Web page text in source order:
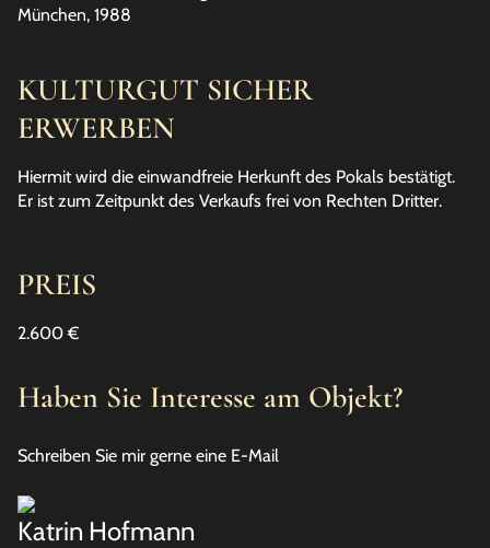
München, 1988
KULTURGUT SICHER
ERWERBEN
Hiermit wird die einwandfreie Herkunft des Pokals bestätigt.
Er ist zum Zeitpunkt des Verkaufs frei von Rechten Dritter.
PREIS
2.600 €
Haben Sie Interesse am Objekt?
Schreiben Sie mir gerne eine E-Mail
Katrin Hofmann